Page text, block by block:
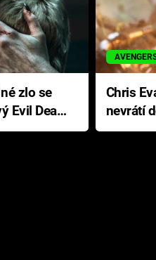
Evil Dead
Chris
nevrátí
Ameriky